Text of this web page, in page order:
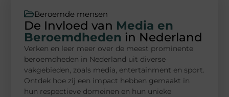
Beroemde mensen
De Invloed van Media en
Beroemdheden in Nederland
Verken en leer meer over de meest prominente
beroemdheden in Nederland uit diverse
vakgebieden, zoals media, entertainment en sport.
Ontdek hoe zij een impact hebben gemaakt in
hun respectieve domeinen en hun unieke